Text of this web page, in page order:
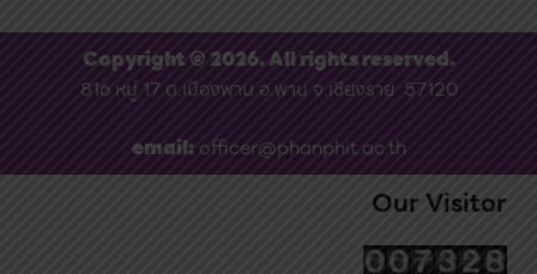
Copyright © 2026. All rights reserved.
816 หมู่ 17 ต.เมืองพาน อ.พาน จ.เชียงราย 57120
email:officer@phanphit.ac.th
Our Visitor